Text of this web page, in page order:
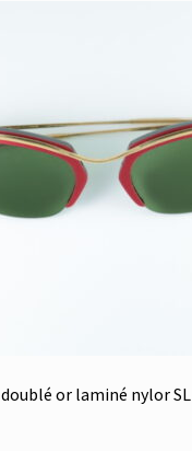
doublé or laminé nylor SL